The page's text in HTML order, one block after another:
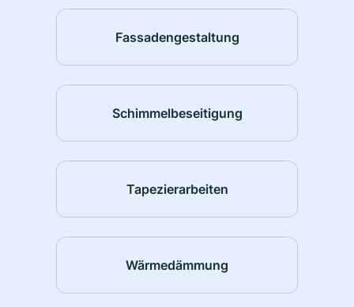
Fassadengestaltung
Schimmelbeseitigung
Tapezierarbeiten
Wärmedämmung